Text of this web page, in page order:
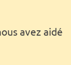
avez aidé